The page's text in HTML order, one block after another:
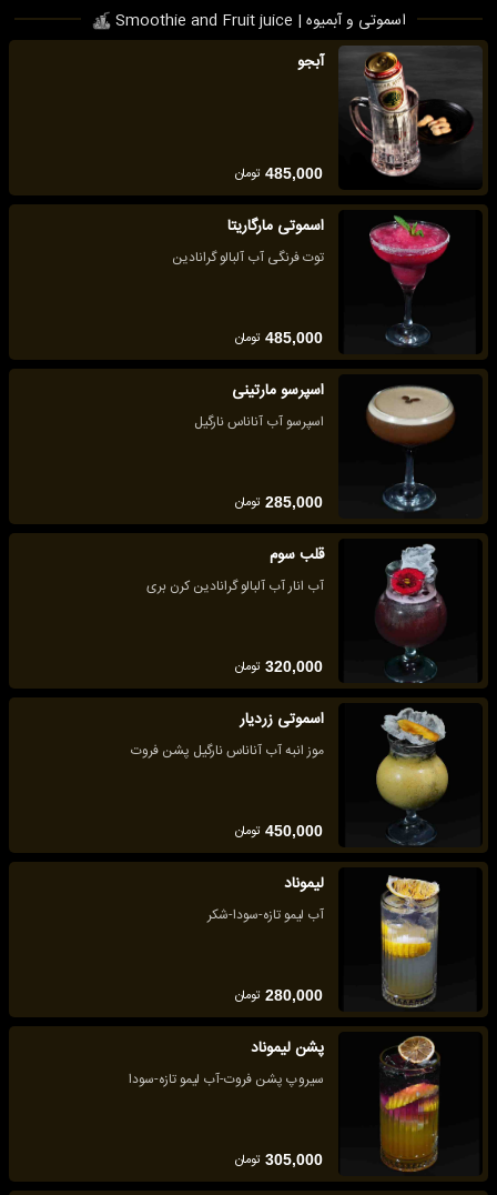
اسموتی و آبمیوه | Smoothie and Fruit juice
آبجو
485,000 تومان
اسموتی مارگاریتا
توت فرنگی آب آلبالو گرانادین
485,000 تومان
اسپرسو مارتینی
اسپرسو آب آناناس نارگیل
285,000 تومان
قلب سوم
آب انار آب آلبالو گرانادین کرن بری
320,000 تومان
اسموتی زردیار
موز انبه آب آناناس نارگیل پشن فروت
450,000 تومان
لیموناد
آب لیمو تازه-سودا-شکر
280,000 تومان
پشن لیموناد
سیروپ پشن فروت-آب لیمو تازه-سودا
305,000 تومان